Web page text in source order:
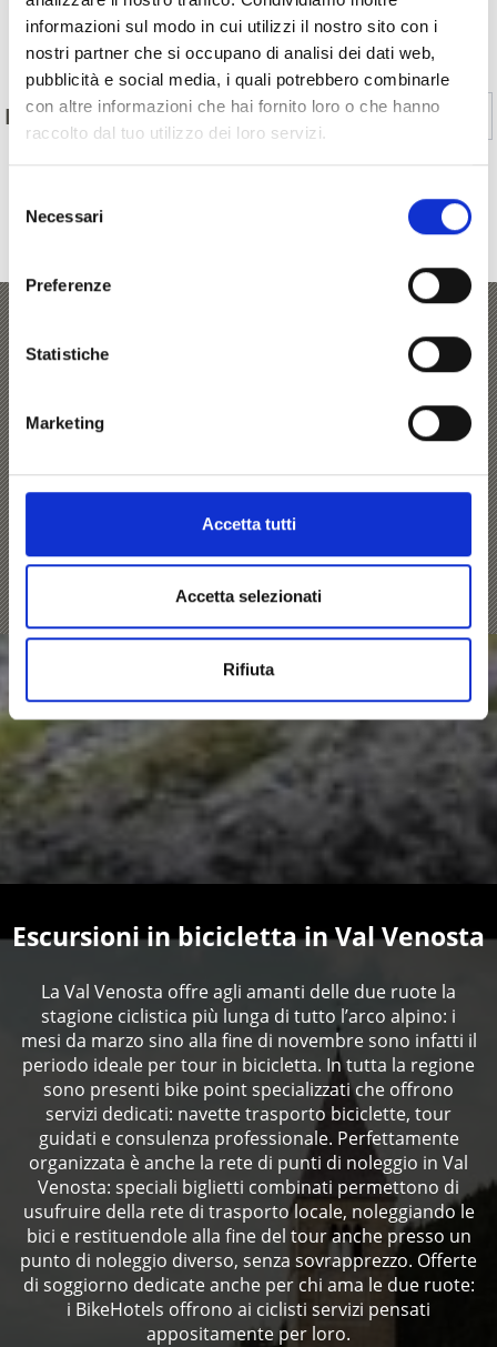
informazioni sul modo in cui utilizzi il nostro sito con i
nostri partner che si occupano di analisi dei dati web,
pubblicità e social media, i quali potrebbero combinarle
con altre informazioni che hai fornito loro o che hanno
raccolto dal tuo utilizzo dei loro servizi.
delNecessari
Preferenze
Statistiche
Marketing
Accetta tutti
Accetta selezionati
Rifiuta
Indietro
IL CONTENUTO VI È STATO UTILE? Sì
MOSTRA SULLA CARTINA ITINERARI CON LA
Stelvio Bike Day
Il leggendario Stelvio Bike Day offre l’opportunità di
godersi la mitica strada del Passo dello Stelvio in bici,
appassionati di bici che a fine agosto si inerpicano su per
ogni cicloamatore.
Escursioni in bicicletta in Val Venosta
La Val Venosta offre agli amanti delle due ruote la
stagione ciclistica più lunga di tutto l’arco alpino: i
mesi da marzo sino alla fine di novembre sono infatti il
periodo ideale per tour in bicicletta. In tutta la regione
sono presenti bike point specializzati che offrono
servizi dedicati: navette trasporto biciclette, tour
guidati e consulenza professionale. Perfettamente
organizzata è anche la rete di punti di noleggio in Val
Venosta: speciali biglietti combinati permettono di
usufruire della rete di trasporto locale, noleggiando le
bici e restituendole alla fine del tour anche presso un
punto di noleggio diverso, senza sovrapprezzo. Offerte
di soggiorno dedicate anche per chi ama le due ruote:
i BikeHotels offrono ai ciclisti servizi pensati
appositamente per loro.